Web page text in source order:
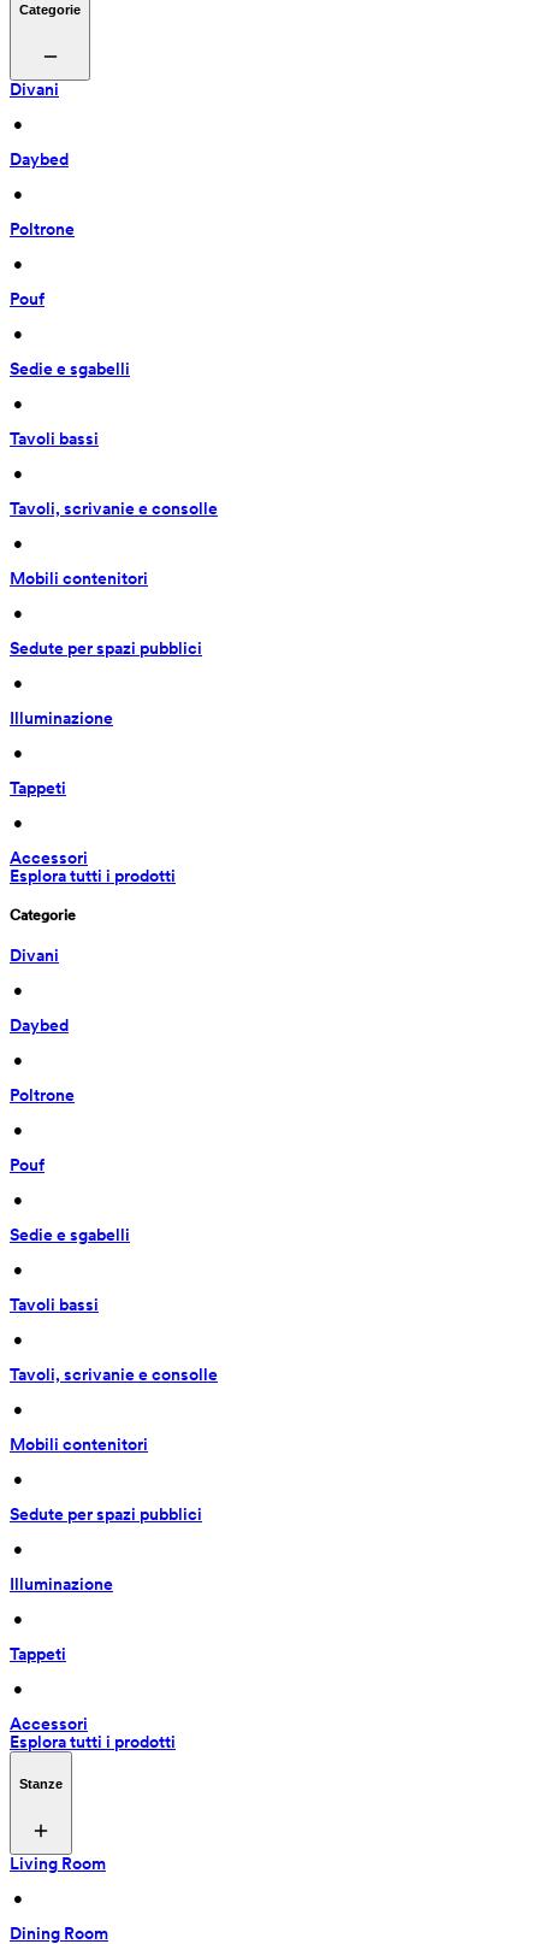
Categorie
Divani
•
Daybed
•
Poltrone
•
Pouf
•
Sedie e sgabelli
•
Tavoli bassi
•
Tavoli, scrivanie e consolle
•
Mobili contenitori
•
Sedute per spazi pubblici
•
Illuminazione
•
Tappeti
•
Accessori
Esplora tutti i prodotti
Categorie
Divani
•
Daybed
•
Poltrone
•
Pouf
•
Sedie e sgabelli
•
Tavoli bassi
•
Tavoli, scrivanie e consolle
•
Mobili contenitori
•
Sedute per spazi pubblici
•
Illuminazione
•
Tappeti
•
Accessori
Esplora tutti i prodotti
Stanze
Living Room
•
Dining Room